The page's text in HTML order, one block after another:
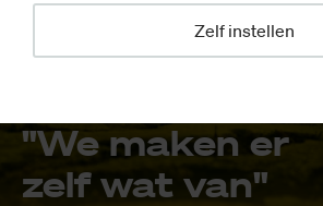
Zelf instellen
Achtergrond
Is De­ven­ter een
"We ma­ken er
zelf wat van"